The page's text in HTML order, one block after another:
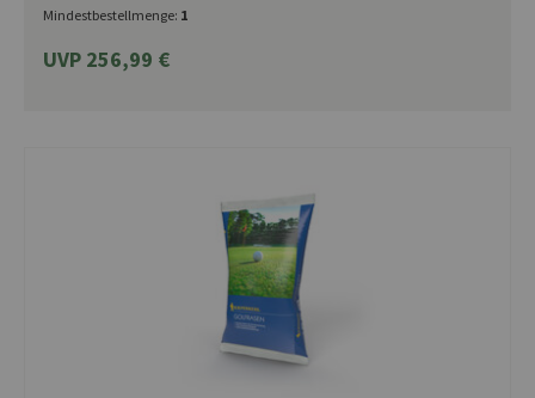
Mindestbestellmenge: 1
UVP 256,99 €